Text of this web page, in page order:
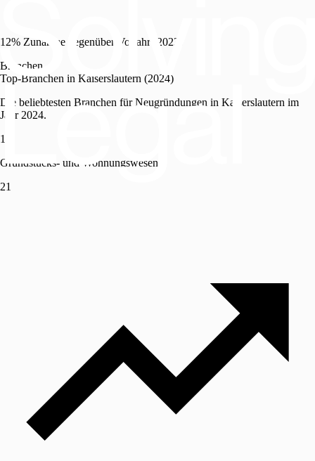
12% Zunahme gegenüber Vorjahr (2023)
Branchen
Top-Branchen in Kaiserslautern (2024)
Die beliebtesten Branchen für Neugründungen in Kaiserslautern im
Jahr 2024.
1
Grundstücks- und Wohnungswesen
21